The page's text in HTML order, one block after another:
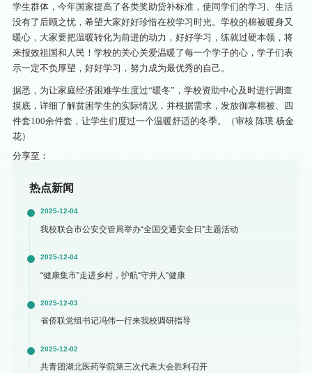
学生群体，今年国家提高了各类奖助贷补标准，使同学们的学习、生活
没有了后顾之忧，希望大家好好珍惜在校学习时光。学校的棉被暖身又
暖心，大家要把温暖转化为前进的动力，好好学习，练就过硬本领，将
来报效祖国和人民！学校的关心关爱温暖了每一个学子的心，学子们表
示一定不负厚望，好好学习，努力成为最优秀的自己。
据悉，为让家庭经济困难学生度过“暖冬”，学校资助中心及时进行调查
摸底，详细了解贫困学生的实际情况，并根据需求，发放御寒棉被、四
件套100余件套，让学生们度过一个温暖舒适的冬季。（审核 陈璞 杨金
花）
分享至：
热点新闻
2025-12-04
我校联合市公安交管局举办“全国交通安全日”主题活动
2025-12-04
“健康集市”走进乡村，护航“守井人”健康
2025-12-03
省侨联党组书记冯伟一行来我校调研指导
2025-12-02
共青团湖北医药学院第三次代表大会胜利召开